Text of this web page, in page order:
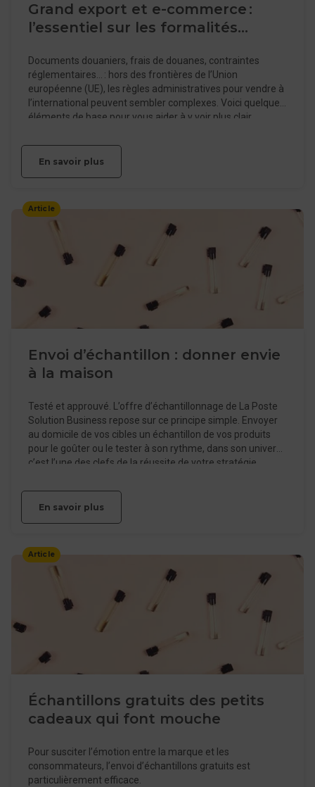
Grand export et e-commerce :
l’essentiel sur les formalités
Documents douaniers, frais de douanes, contraintes
réglementaires… : hors des frontières de l’Union
européenne (UE), les règles administratives pour vendre à
l’international peuvent sembler complexes. Voici quelques
éléments de base pour vous aider à y voir plus clair.
En savoir plus
Article
Envoi d’échantillon : donner envie
à la maison
Testé et approuvé. L’offre d’échantillonnage de La Poste
Solution Business repose sur ce principe simple. Envoyer
au domicile de vos cibles un échantillon de vos produits
pour le goûter ou le tester à son rythme, dans son univers :
c’est l’une des clefs de la réussite de votre stratégie
le produit qu’ils ont testé…
En savoir plus
Article
Échantillons gratuits des petits
cadeaux qui font mouche
Pour susciter l’émotion entre la marque et les
consommateurs, l’envoi d’échantillons gratuits est
particulièrement efficace.